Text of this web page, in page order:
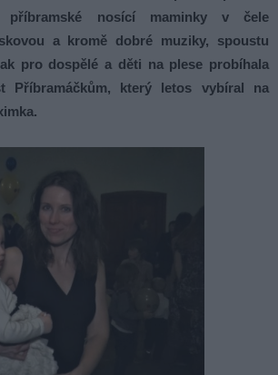
příbramské nosící maminky v čele
a kromě dobré muziky, spoustu
pro dospělé a děti na plese probíhala
Příbramáčkům, který letos vybíral na